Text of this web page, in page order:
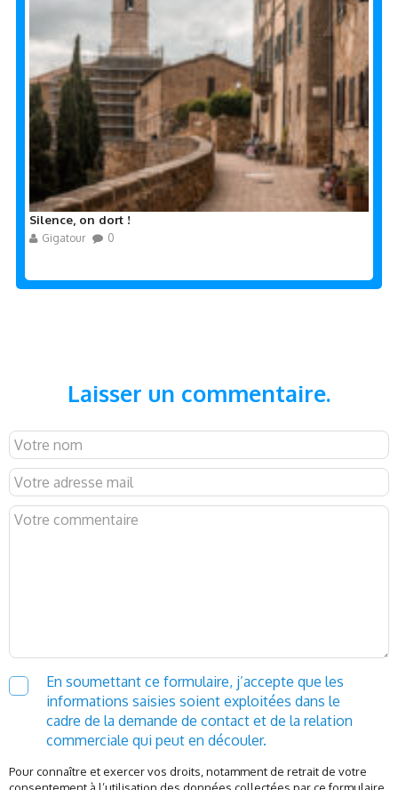
Silence, on dort !
Gigatour 0
Laisser un commentaire.
En soumettant ce formulaire, j’accepte que les
informations saisies soient exploitées dans le
cadre de la demande de contact et de la relation
commerciale qui peut en découler.
Pour connaître et exercer vos droits, notamment de retrait de votre